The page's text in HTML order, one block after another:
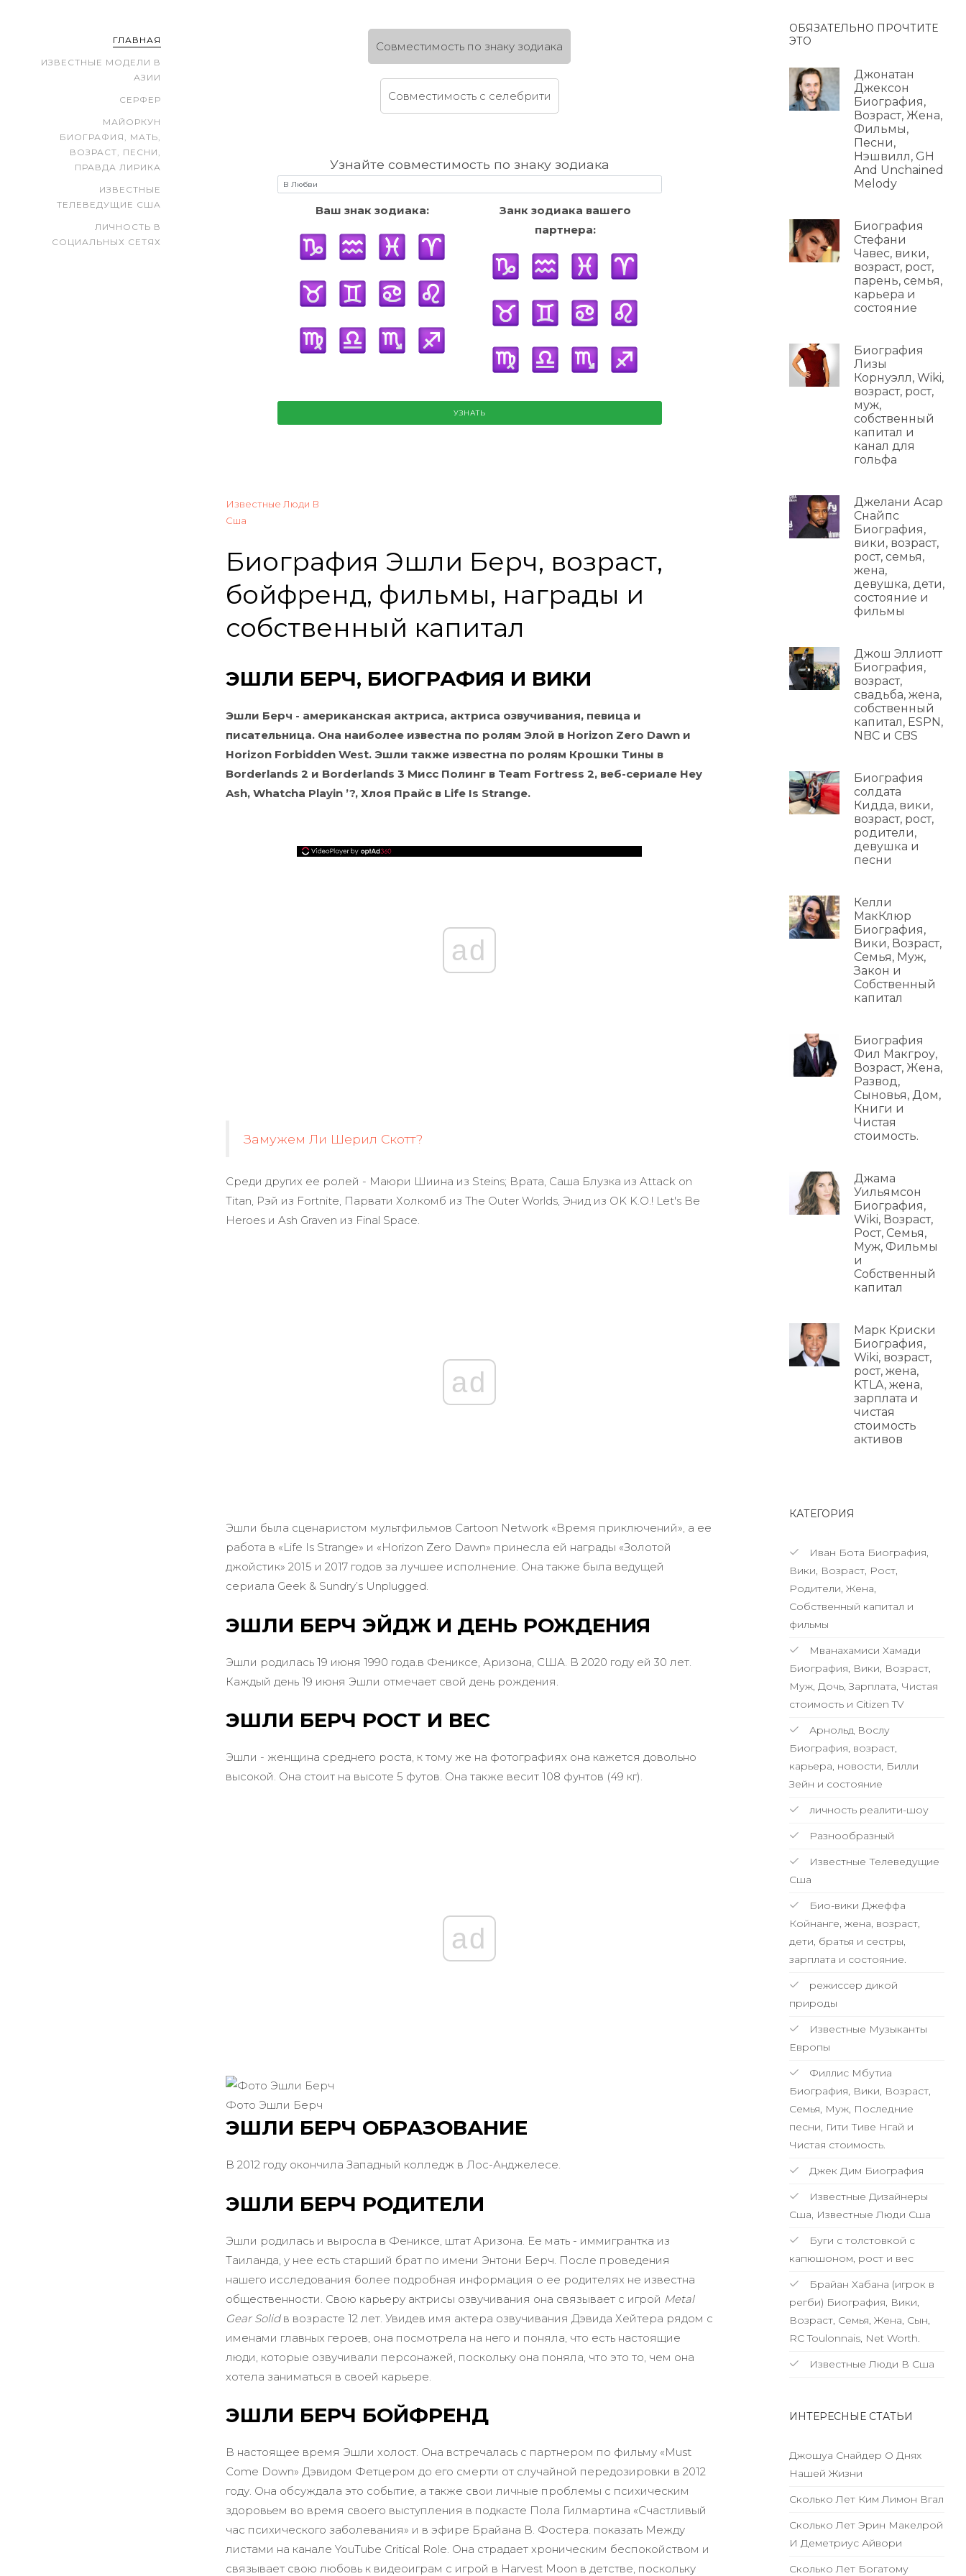
ГЛАВНАЯ
ИЗВЕСТНЫЕ МОДЕЛИ В
АЗИИ
СЕРФЕР
МАЙОРКУН
БИОГРАФИЯ, МАТЬ,
ВОЗРАСТ, ПЕСНИ,
ПРАВДА ЛИРИКА
ИЗВЕСТНЫЕ
ТЕЛЕВЕДУЩИЕ США
ЛИЧНОСТЬ В
СОЦИАЛЬНЫХ СЕТЯХ
Cовместимость по знаку зодиака
Cовместимость c селебрити
Узнайте совместимость по знаку зодиака
Ваш знак зодиака:
Занк зодиака вашего
партнера:
УЗНАТЬ
Известные Люди В
Сша
Биография Эшли Берч, возраст,
бойфренд, фильмы, награды и
собственный капитал
ЭШЛИ БЕРЧ, БИОГРАФИЯ И ВИКИ
Эшли Берч - американская актриса, актриса озвучивания, певица и
писательница. Она наиболее известна по ролям Элой в Horizon Zero Dawn и
Horizon Forbidden West. Эшли также известна по ролям Крошки Тины в
Borderlands 2 и Borderlands 3 Мисс Полинг в Team Fortress 2, веб-сериале Hey
Ash, Whatcha Playin ’?, Хлоя Прайс в Life Is Strange.
ad
Замужем Ли Шерил Скотт?
Среди других ее ролей - Маюри Шиина из Steins; Врата, Саша Блузка из Attack on
Titan, Рэй из Fortnite, Парвати Холкомб из The Outer Worlds, Энид из OK K.O.! Let's Be
Heroes и Ash Graven из Final Space.
ad
Эшли была сценаристом мультфильмов Cartoon Network «Время приключений», а ее
работа в «Life Is Strange» и «Horizon Zero Dawn» принесла ей награды «Золотой
джойстик» 2015 и 2017 годов за лучшее исполнение. Она также была ведущей
сериала Geek & Sundry’s Unplugged.
ЭШЛИ БЕРЧ ЭЙДЖ И ДЕНЬ РОЖДЕНИЯ
Эшли родилась 19 июня 1990 года. в Фениксе, Аризона, США. В 2020 году ей 30 лет.
Каждый день 19 июня Эшли отмечает свой день рождения.
ЭШЛИ БЕРЧ РОСТ И ВЕС
Эшли - женщина среднего роста, к тому же на фотографиях она кажется довольно
высокой. Она стоит на высоте 5 футов. Она также весит 108 фунтов (49 кг).
ad
Фото Эшли Берч
ЭШЛИ БЕРЧ ОБРАЗОВАНИЕ
В 2012 году окончила Западный колледж в Лос-Анджелесе.
ЭШЛИ БЕРЧ РОДИТЕЛИ
Эшли родилась и выросла в Фениксе, штат Аризона. Ее мать - иммигрантка из
Таиланда, у нее есть старший брат по имени Энтони Берч. После проведения
нашего исследования более подробная информация о ее родителях не известна
общественности. Свою карьеру актрисы озвучивания она связывает с игрой Metal
Gear Solidв возрасте 12 лет. Увидев имя актера озвучивания Дэвида Хейтера рядом с
именами главных героев, она посмотрела на него и поняла, что есть настоящие
люди, которые озвучивали персонажей, поскольку она поняла, что это то, чем она
хотела заниматься в своей карьере.
ЭШЛИ БЕРЧ БОЙФРЕНД
В настоящее время Эшли холост. Она встречалась с партнером по фильму «Must
Come Down» Дэвидом Фетцером до его смерти от случайной передозировки в 2012
году. Она обсуждала это событие, а также свои личные проблемы с психическим
здоровьем во время своего выступления в подкасте Пола Гилмартина «Счастливый
час психического заболевания» и в эфире Брайана В. Фостера. показать Между
листами на канале YouTube Critical Role. Она страдает хроническим беспокойством и
связывает свою любовь к видеоиграм с игрой в Harvest Moon в детстве, поскольку
ОБЯЗАТЕЛЬНО ПРОЧТИТЕ
ЭТО
Джонатан
Джексон
Биография,
Возраст, Жена,
Фильмы,
Песни,
Нэшвилл, GH
And Unchained
Melody
Биография
Стефани
Чавес, вики,
возраст, рост,
парень, семья,
карьера и
состояние
Биография
Лизы
Корнуэлл, Wiki,
возраст, рост,
муж,
собственный
капитал и
канал для
гольфа
Джелани Асар
Снайпс
Биография,
вики, возраст,
рост, семья,
жена,
девушка, дети,
состояние и
фильмы
Джош Эллиотт
Биография,
возраст,
свадьба, жена,
собственный
капитал, ESPN,
NBC и CBS
Биография
солдата
Кидда, вики,
возраст, рост,
родители,
девушка и
песни
Келли
МакКлюр
Биография,
Вики, Возраст,
Семья, Муж,
Закон и
Собственный
капитал
Биография
Фил Макгроу,
Возраст, Жена,
Развод,
Сыновья, Дом,
Книги и
Чистая
стоимость.
Джама
Уильямсон
Биография,
Wiki, Возраст,
Рост, Семья,
Муж, Фильмы
и
Собственный
капитал
Марк Криски
Биография,
Wiki, возраст,
рост, жена,
KTLA, жена,
зарплата и
чистая
стоимость
активов
КАТЕГОРИЯ
Иван Бота Биография,
Вики, Возраст, Рост,
Родители, Жена,
Собственный капитал и
фильмы
Мванахамиси Хамади
Биография, Вики, Возраст,
Муж, Дочь, Зарплата, Чистая
стоимость и Citizen TV
Арнольд Вослу
Биография, возраст,
карьера, новости, Билли
Зейн и состояние
личность реалити-шоу
Разнообразный
Известные Телеведущие
Сша
Био-вики Джеффа
Койнанге, жена, возраст,
дети, братья и сестры,
зарплата и состояние.
режиссер дикой
природы
Известные Музыканты
Европы
Филлис Мбутиа
Биография, Вики, Возраст,
Семья, Муж, Последние
песни, Гити Тиве Нгай и
Чистая стоимость.
Джек Дим Биография
Известные Дизайнеры
Сша, Известные Люди Сша
Буги с толстовкой с
капюшоном, рост и вес
Брайан Хабана (игрок в
регби) Биография, Вики,
Возраст, Семья, Жена, Сын,
RC Toulonnais, Net Worth.
Известные Люди В Сша
ИНТЕРЕСНЫЕ СТАТЬИ
Джошуа Снайдер О Днях
Нашей Жизни
Сколько Лет Ким Лимон Вгал
Сколько Лет Эрин Макелрой
И Деметриус Айвори
Сколько Лет Богатому